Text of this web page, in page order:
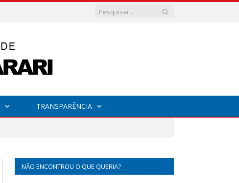
TRANSPARÊNCIA
NÃO ENCONTROU O QUE QUERIA?